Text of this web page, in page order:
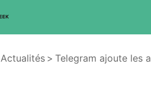
Actualités > Telegram ajoute les